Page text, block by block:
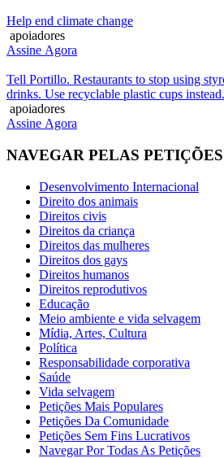
Help end climate change
apoiadores
Assine Agora
Tell Portillo. Restaurants to stop using
drinks. Use recyclable plastic cups instead.
apoiadores
Assine Agora
NAVEGAR PELAS PETIÇÕES
Desenvolvimento Internacional
Direito dos animais
Direitos civis
Direitos da criança
Direitos das mulheres
Direitos dos gays
Direitos humanos
Direitos reprodutivos
Educação
Meio ambiente e vida selvagem
Mídia, Artes, Cultura
Política
Responsabilidade corporativa
Saúde
Vida selvagem
Petições Mais Populares
Petições Da Comunidade
Petições Sem Fins Lucrativos
Navegar Por Todas As Petições